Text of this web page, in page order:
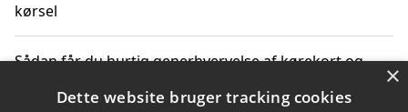
kørsel
Sådan får du hurtig generhvervelse af kørekort og
×
Dette website bruger tracking cookies